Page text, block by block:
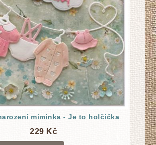
miminka - Je to holčička
229 Kč